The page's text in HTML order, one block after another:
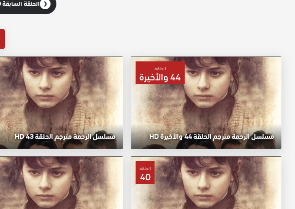
❮ الحلقة السابقة 19
الحلقة
44 والأخيرة
مسلسل الرحمة مترجم الحلقة 44 والأخيرة HD مسلسل الرحمة مترجم الحلقة 43 HD
الحلقة
40